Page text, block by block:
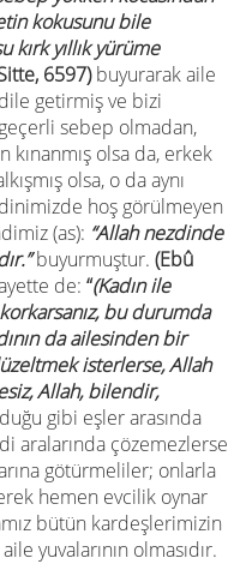
kokusunu bile
yıllık yürüme
6597)buyurarak aile
getirmiş ve bizi
sebep olmadan,
olsa da, erkek
olsa, o da aynı
hoş görülmeyen
(as): “Allah nezdinde
buyurmuştur. (Ebû
de: “(Kadın ile
korkarsanız, bu durumda
da ailesinden bir
isterlerse, Allah
Allah, bilendir,
gibi eşler arasında
aralarında çözemezlerse
götürmeliler; onlarla
hemen evcilik oynar
bütün kardeşlerimizin
yuvalarının olmasıdır.